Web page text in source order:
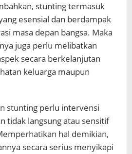
stunting termasuk
esensial dan berdampak
masa depan bangsa. Maka
juga perlu melibatkan
secara berkelanjutan
keluarga maupun
stunting perlu intervensi
tidak langsung atau sensitif
hal demikian,
secara serius menyikapi